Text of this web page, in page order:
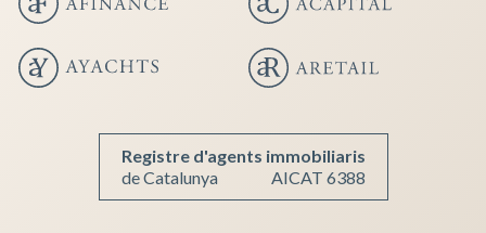
Registre d'agents immobiliaris
de Catalunya
AICAT 6388
Guardar configuración Aceptar todas